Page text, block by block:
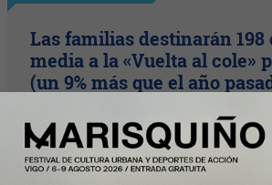
Las familias destinarán 198
media a la «Vuelta al cole»
(un 9% más que el año